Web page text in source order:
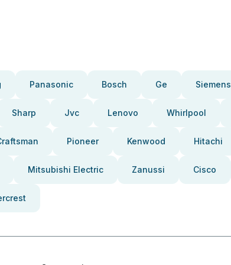
Panasonic Bosch Ge Siemens
Sharp Jvc Lenovo Whirlpool
Pioneer Kenwood Hitachi
Mitsubishi Electric Zanussi Cisco